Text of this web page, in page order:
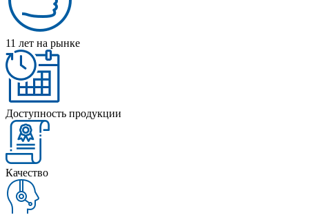
11 лет на рынке
Доступность продукции
Качество